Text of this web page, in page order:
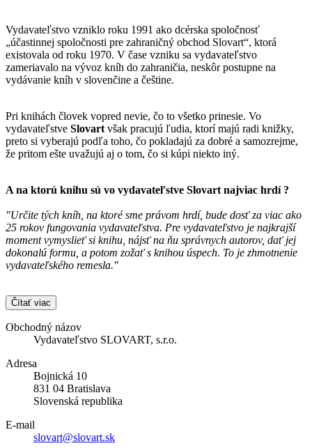
Vydavateľstvo vzniklo roku 1991 ako dcérska spoločnosť
„účastinnej spoločnosti pre zahraničný obchod Slovart“, ktorá
existovala od roku 1970. V čase vzniku sa vydavateľstvo
zameriavalo na vývoz kníh do zahraničia, neskôr postupne na
vydávanie kníh v slovenčine a češtine.
Pri knihách človek vopred nevie, čo to všetko prinesie. Vo
vydavateľstve Slovart však pracujú ľudia, ktorí majú radi knižky,
preto si vyberajú podľa toho, čo pokladajú za dobré a samozrejme,
že pritom ešte uvažujú aj o tom, čo si kúpi niekto iný.
A na ktorú knihu sú vo vydavateľstve Slovart najviac hrdí ?
"Určite tých kníh, na ktoré sme právom hrdí, bude dosť za viac ako
25 rokov fungovania vydavateľstva. Pre vydavateľstvo je najkrajší
moment vymyslieť si knihu, nájsť na ňu správnych autorov, dať jej
dokonalú formu, a potom zožať s knihou úspech. To je zhmotnenie
vydavateľského remesla."
Čítať viac
Obchodný názov
Vydavateľstvo SLOVART, s.r.o.
Adresa
Bojnická 10
831 04 Bratislava
Slovenská republika
E-mail
slovart@slovart.sk